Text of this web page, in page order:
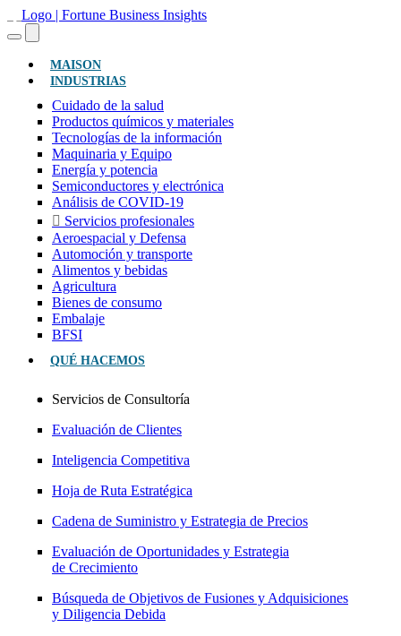
MAISON(ACTUAL)
INDUSTRIAS
Cuidado de la salud
Productos químicos y materiales
Tecnologías de la información
Maquinaria y Equipo
Energía y potencia
Semiconductores y electrónica
Análisis de COVID-19
Servicios profesionales
Aeroespacial y Defensa
Automoción y transporte
Alimentos y bebidas
Agricultura
Bienes de consumo
Embalaje
BFSI
QUÉ HACEMOS
Servicios de Consultoría
Evaluación de Clientes
Inteligencia Competitiva
Hoja de Ruta Estratégica
Cadena de Suministro y Estrategia de Precios
Evaluación de Oportunidades y Estrategia
de Crecimiento
Búsqueda de Objetivos de Fusiones y Adquisiciones
y Diligencia Debida